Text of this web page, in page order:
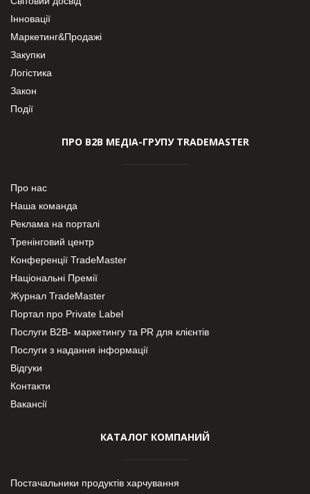
Інновації
Маркетинг&Продажі
Закупки
Логістика
Закон
Події
ПРО В2В МЕДІА-ГРУПУ TRADEMASTER
Про нас
Наша команда
Реклама на порталі
Тренінговий центр
Конференції TradeMaster
Національні Премії
Журнал TradeMaster
Портал про Private Label
Послуги В2В- маркетингу та PR для клієнтів
Послуги з надання інформації
Відгуки
Контакти
Вакансії
КАТАЛОГ КОМПАНИЙ
Постачальники продуктів харчування